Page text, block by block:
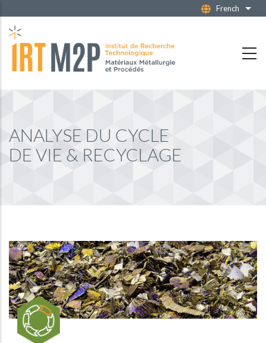
au
contenu
principal
French
ANALYSE DU CYCLE
DE VIE & RECYCLAGE